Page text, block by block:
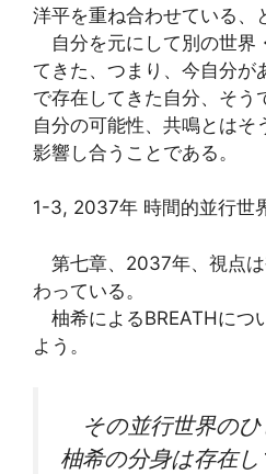
洋平を重ね合わせている、
自分を元にして別の世界
てきた、つまり、今自分が
で存在してきた自分、そう
自分の可能性、共鳴とはそ
影響し合うことである。
1-3, 2037年 時間的並行世
第七章、2037年、視点
わっている。
柚希によるBREATHにつ
よう。
その並行世界のひ
柚希の分身は存在